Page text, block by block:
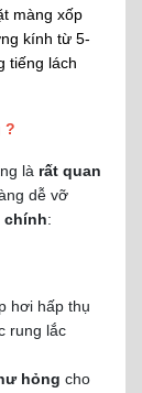
màng xốp
kính từ 5-
tiếng lách
?
là rất quan
dễ vỡ
chính:
hơi hấp thụ
rung lắc
hỏng cho